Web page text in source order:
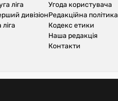
ліга
дивізіон
Угода користувача
Редакційна політика
Кодекс етики
Наша редакція
Контакти